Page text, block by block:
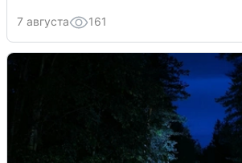
7 августа 161